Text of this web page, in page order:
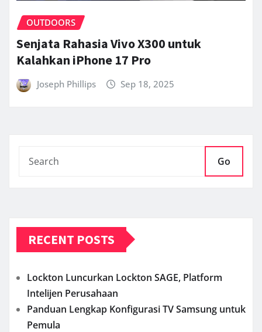
OUTDOORS
Senjata Rahasia Vivo X300 untuk
Kalahkan iPhone 17 Pro
Joseph Phillips Sep 18, 2025
Go
RECENT POSTS
Lockton Luncurkan Lockton SAGE, Platform
Intelijen Perusahaan
Panduan Lengkap Konfigurasi TV Samsung untuk
Pemula